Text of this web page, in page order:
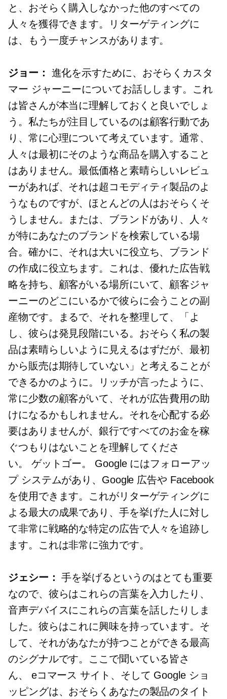
と、おそらく購入しなかった他のすべての
人々を獲得できます。リターゲティングに
は、もう一度チャンスがあります。
ジョー：
進化を示すために、おそらくカスタ
マー ジャーニーについてお話しします。これ
は皆さんが本当に理解しておくと良いでしょ
う。私たちが注目しているのは顧客行動であ
り、常に心理について考えています。通常、
人々は最初にそのような商品を購入すること
はありません。最低価格と素晴らしいレビュ
ーがあれば、それは超コモディティ製品のよ
うなものですが、ほとんどの人はおそらくそ
うしません。または、ブランドがあり、人々
が特にあなたのブランドを検索している場
合。確かに、それは大いに役立ち、ブランド
の作成に役立ちます。これは、優れた広告戦
略を持ち、顧客がいる場所にいて、顧客ジャ
ーニーのどこにいるかで彼らに会うことの副
産物です。まるで、それを整理して、「よ
し、彼らは発見段階にいる。おそらく私の製
品は素晴らしいように見えるはずだが、最初
から販売は期待していない」と考えることが
できるかのように。リッチが言ったように、
常に少数の顧客がいて、それが広告費用の助
けになるかもしれません。それを心配する必
要はありませんが、銀行ですべてのお金を稼
ぐつもりはないことを理解してくださ
い。 ゲットゴー。
Google にはフォローアッ
プ システムがあり、Google 広告や Facebook
を使用できます。これがリターゲティングに
よる最大の成果であり、手を挙げた人に対し
て非常に戦略的な特定の広告で人々を追跡し
ます。これは非常に強力です。
ジェシー： 手を挙げるというのはとても重要
なので、彼らはこれらの言葉を入力したり、
音声デバイスにこれらの言葉を話したりしま
した。彼らはこれに興味を持っています。そ
して、それがあなたが持つことができる最高
のシグナルです。ここで聞いている皆さ
ん、 eコマース サイト、そして Google ショ
ッピングは、おそらくあなたの製品のタイト